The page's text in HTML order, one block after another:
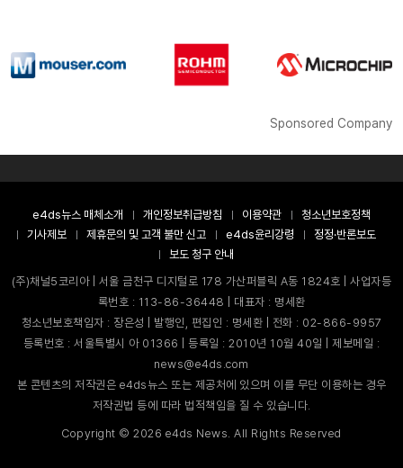
Sponsored Company
e4ds뉴스 매체소개 개인정보취급방침 이용약관
청소년보호정책
기사제보
제휴문의 및 고객 불만 신고 e4ds윤리강령
정정·반론보도
보도 청구 안내
(주)채널5코리아 | 서울 금천구 디지털로 178 가산퍼블릭 A동 1824호 | 사업자등
록번호 : 113-86-36448 | 대표자 : 명세환
청소년보호책임자 : 장은성 | 발행인, 편집인 : 명세환 | 전화 : 02-866-9957
등록번호 : 서울특별시 아 01366 | 등록일 : 2010년 10월 40일 | 제보메일 :
news@e4ds.com
본 콘텐츠의 저작권은 e4ds뉴스 또는 제공처에 있으며 이를 무단 이용하는 경우
저작권법 등에 따라 법적책임을 질 수 있습니다.
Copyright ©2026 e4ds News. All Rights Reserved